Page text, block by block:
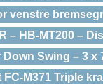
venstre
– HB-MT200 –
Swing – 3
M371 Triple